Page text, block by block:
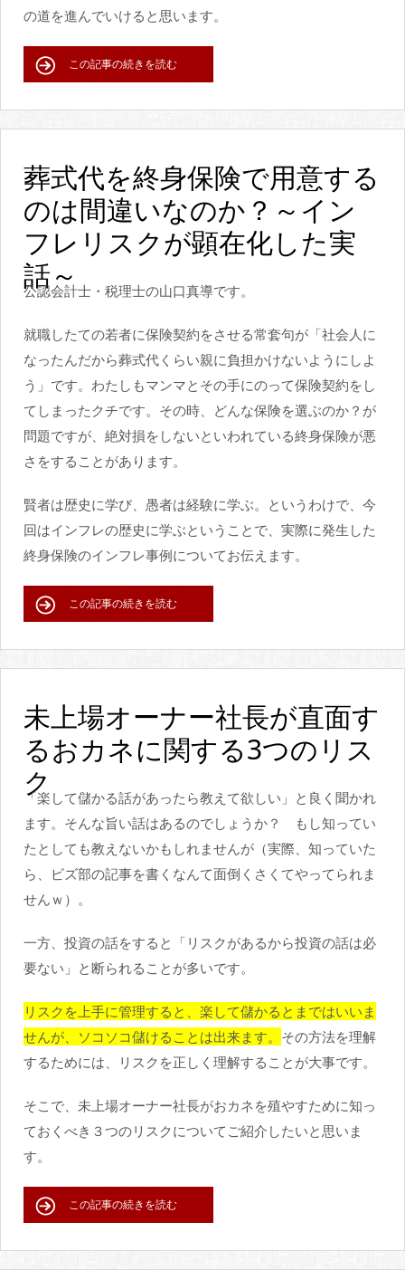
の道を進んでいけると思います。
この記事の続きを読む
葬式代を終身保険で用意する
のは間違いなのか？～イン
フレリスクが顕在化した実
話～
公認会計士・税理士の山口真導です。
就職したての若者に保険契約をさせる常套句が「社会人に
なったんだから葬式代くらい親に負担かけないようにしよ
う」です。わたしもマンマとその手にのって保険契約をし
てしまったクチです。その時、どんな保険を選ぶのか？が
問題ですが、絶対損をしないといわれている終身保険が悪
さをすることがあります。
賢者は歴史に学び、愚者は経験に学ぶ。というわけで、今
回はインフレの歴史に学ぶということで、実際に発生した
終身保険のインフレ事例についてお伝えます。
この記事の続きを読む
未上場オーナー社長が直面す
るおカネに関する3つのリス
ク
「楽して儲かる話があったら教えて欲しい」と良く聞かれ
ます。そんな旨い話はあるのでしょうか？ もし知ってい
たとしても教えないかもしれませんが（実際、知っていた
ら、ビズ部の記事を書くなんて面倒くさくてやってられま
せんｗ）。
一方、投資の話をすると「リスクがあるから投資の話は必
要ない」と断られることが多いです。
リスクを上手に管理すると、楽して儲かるとまではいいま
せんが、ソコソコ儲けることは出来ます。 その方法を理解
するためには、リスクを正しく理解することが大事です。
そこで、未上場オーナー社長がおカネを殖やすために知っ
ておくべき３つのリスクについてご紹介したいと思いま
す。
この記事の続きを読む